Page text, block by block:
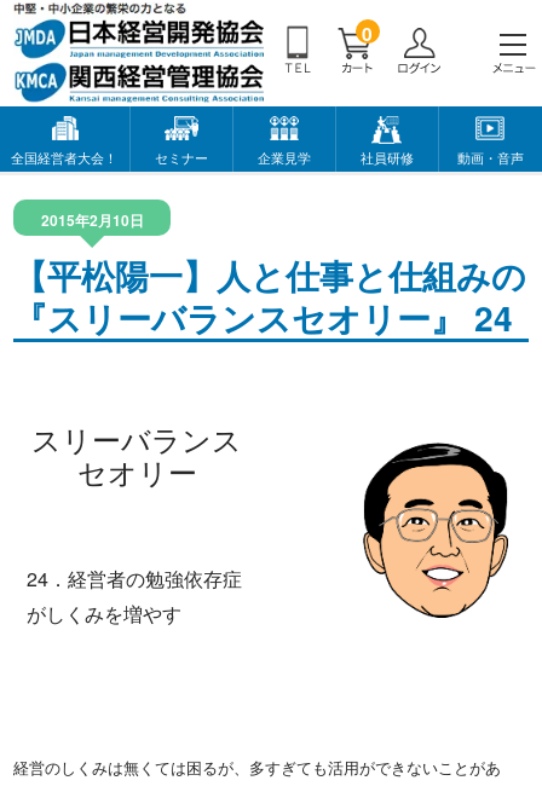
0
全国経営者大会！ セミナー 企業見学 社員研修 動画・音声
2015年2月10日
【平松陽一】人と仕事と仕組みの
『スリーバランスセオリー』 24
スリーバランス
セオリー
24．経営者の勉強依存症
がしくみを増やす
経営のしくみは無くては困るが、多すぎても活用ができないことがあ